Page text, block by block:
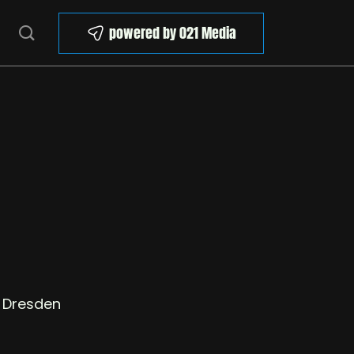
powered by 021 Media